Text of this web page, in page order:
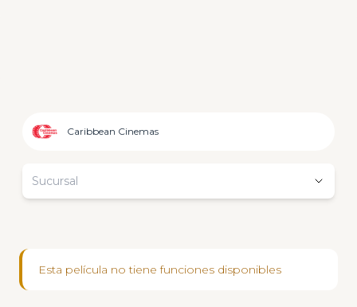
Caribbean Cinemas
Sucursal
Esta película no tiene funciones disponibles